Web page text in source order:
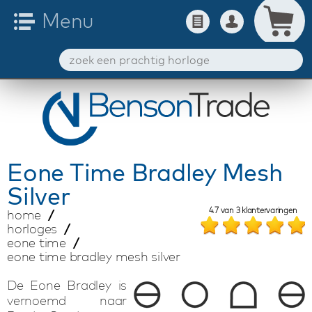
Eone Time Bradley Mesh
Silver
home
horloges
eone time
eone time bradley mesh silver
4.7van 3klantervaringen
De Eone Bradley is
vernoemd naar